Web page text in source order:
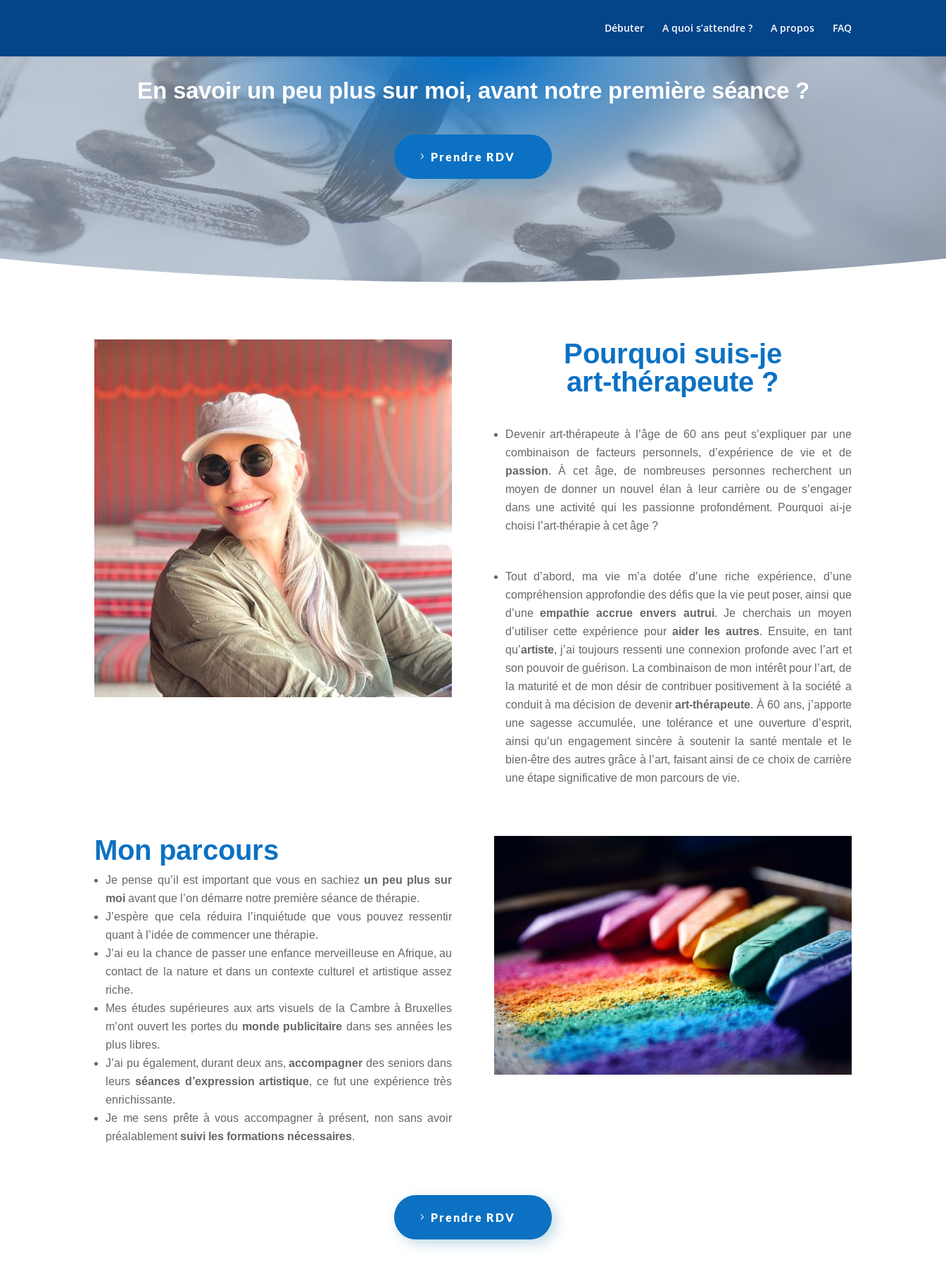
Débuter A quoi s’attendre ? A propos FAQ
En savoir un peu plus sur moi, avant notre première séance ?
Prendre RDV
Pourquoi suis-je
art-thérapeute ?
Devenir art-thérapeute à l’âge de 60 ans peut s’expliquer par une
combinaison de facteurs personnels, d’expérience de vie et de
passion. À cet âge, de nombreuses personnes recherchent un
moyen de donner un nouvel élan à leur carrière ou de s’engager
dans une activité qui les passionne profondément. Pourquoi ai-je
choisi l’art-thérapie à cet âge ?
Tout d’abord, ma vie m’a dotée d’une riche expérience, d’une
compréhension approfondie des défis que la vie peut poser, ainsi que
d’uneempathie accrue envers autrui. Je cherchais un moyen
d’utiliser cette expérience pour aider les autres. Ensuite, en tant
qu’artiste, j’ai toujours ressenti une connexion profonde avec l’art et
son pouvoir de guérison. La combinaison de mon intérêt pour l’art, de
la maturité et de mon désir de contribuer positivement à la société a
conduit à ma décision de devenirart-thérapeute. À 60 ans, j’apporte
une sagesse accumulée, une tolérance et une ouverture d’esprit,
ainsi qu’un engagement sincère à soutenir la santé mentale et le
bien-être des autres grâce à l’art, faisant ainsi de ce choix de carrière
une étape significative de mon parcours de vie.
Mon parcours
Je pense qu’il est important que vous en sachiez un peu plus sur
moi avant que l’on démarre notre première séance de thérapie.
J’espère que cela réduira l’inquiétude que vous pouvez ressentir
quant à l’idée de commencer une thérapie.
J’ai eu la chance de passer une enfance merveilleuse en Afrique, au
contact de la nature et dans un contexte culturel et artistique assez
riche.
Mes études supérieures aux arts visuels de la Cambre à Bruxelles
m’ont ouvert les portes du monde publicitaire dans ses années les
plus libres.
J’ai pu également, durant deux ans,accompagner des seniors dans
leursséances d’expression artistique, ce fut une expérience très
enrichissante.
Je me sens prête à vous accompagner à présent, non sans avoir
préalablementsuivi les formations nécessaires.
Prendre RDV